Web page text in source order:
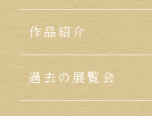
作品紹介
過去の展覧会